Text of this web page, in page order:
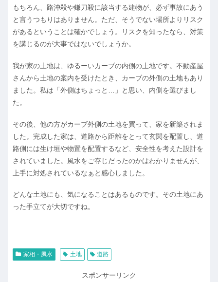
もちろん、路沖殺や鎌刀殺に該当する建物が、必ず事故にあう
と言うつもりはありません。ただ、そうでない場所よりリスク
があるということは確かでしょう。リスクを知ったなら、対策
を講じるのが大事ではないでしょうか。
我が家の土地は、ゆるーいカーブの内側の土地です。不動産屋
さんから土地の案内を受けたとき、カーブの外側の土地もあり
ました。私は「外側はちょっと…」と思い、内側を選びまし
た。
その後、他の方がカーブ外側の土地を買って、家を新築されま
した。完成した家は、道路から距離をとって玄関を配置し、道
路側には生け垣や物置を配置するなど、安全性を考えた設計を
されていました。風水をご存じだったのかはわかりませんが、
上手に対処されているなぁと感心しました。
どんな土地にも、気になることはあるものです。その土地にあ
った手立てが大切ですね。
家相・風水 土地 道路
スポンサーリンク